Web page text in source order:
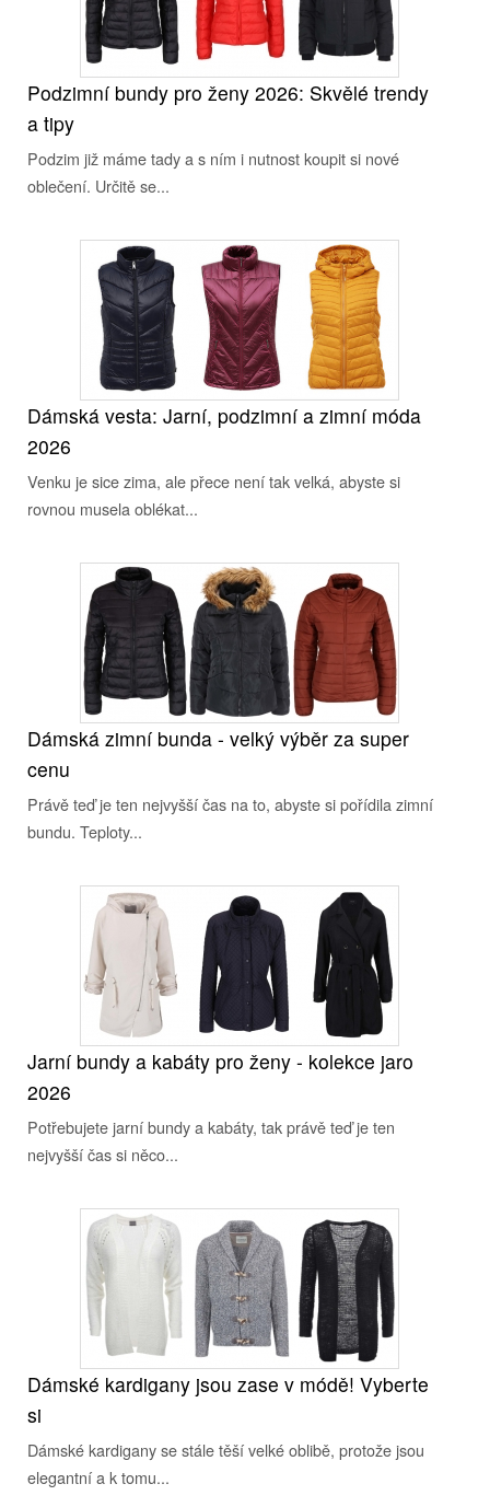
Podzimní bundy pro ženy 2026: Skvělé trendy
a tipy
Podzim již máme tady a s ním i nutnost koupit si nové
oblečení. Určitě se...
Dámská vesta: Jarní, podzimní a zimní móda
2026
Venku je sice zima, ale přece není tak velká, abyste si
rovnou musela oblékat...
Dámská zimní bunda - velký výběr za super
cenu
Právě teď je ten nejvyšší čas na to, abyste si pořídila zimní
bundu. Teploty...
Jarní bundy a kabáty pro ženy - kolekce jaro
2026
Potřebujete jarní bundy a kabáty, tak právě teď je ten
nejvyšší čas si něco...
Dámské kardigany jsou zase v módě! Vyberte
si
Dámské kardigany se stále těší velké oblibě, protože jsou
elegantní a k tomu...